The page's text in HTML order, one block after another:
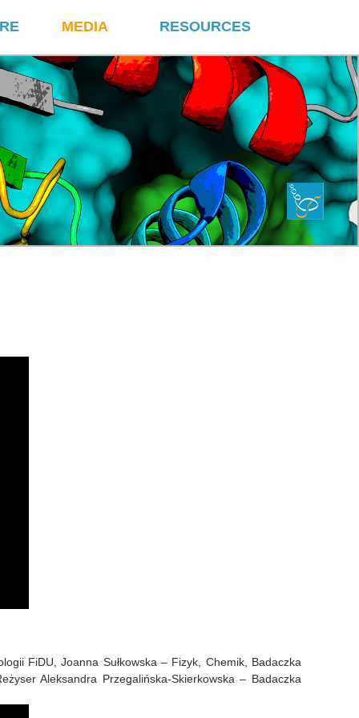
MEDIA RESOURCES
FiDU, Joanna Sułkowska – Fizyk, Chemik, Badaczka
Aleksandra Przegalińska-Skierkowska – Badaczka